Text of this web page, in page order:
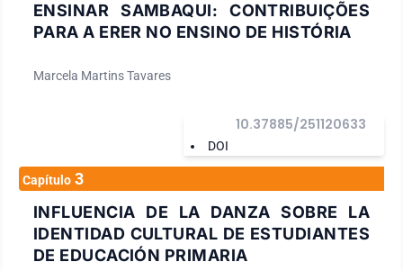
ENSINAR SAMBAQUI: CONTRIBUIÇÕES
PARA A ERER NO ENSINO DE HISTÓRIA
Marcela Martins Tavares
DOI
10.37885/251120633
Capítulo 3
INFLUENCIA DE LA DANZA SOBRE LA
IDENTIDAD CULTURAL DE ESTUDIANTES
DE EDUCACIÓN PRIMARIA